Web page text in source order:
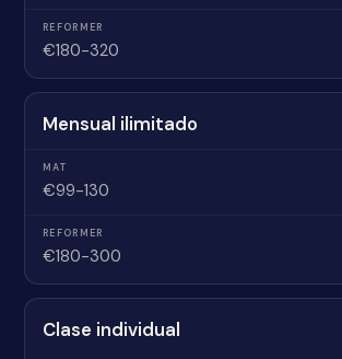
€180-320
Mensual ilimitado
€99-130
€180-300
Clase individual